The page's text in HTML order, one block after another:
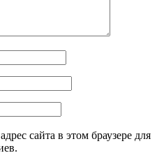
сайта в этом браузере для